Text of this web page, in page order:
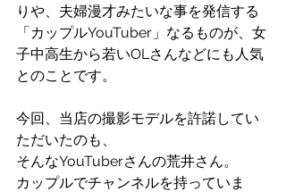
りや、夫婦漫才みたいな事を発信する
「カップルYouTuber」なるものが、女
子中高生から若いOLさんなどにも人気
とのことです。
今回、当店の撮影モデルを許諾してい
ただいたのも、
そんなYouTuberさんの荒井さん。
カップルでチャンネルを持っていま